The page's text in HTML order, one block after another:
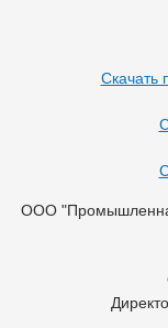
Скачать
ООО